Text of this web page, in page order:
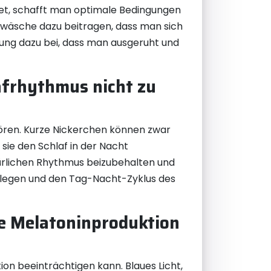
schafft man optimale Bedingungen
dazu beitragen, dass man sich
dazu bei, dass man ausgeruht und
nicht zu
Kurze Nickerchen können zwar
den Schlaf in der Nacht
Rhythmus beizubehalten und
und den Tag-Nacht-Zyklus des
Melatoninproduktion
beeinträchtigen kann. Blaues Licht,